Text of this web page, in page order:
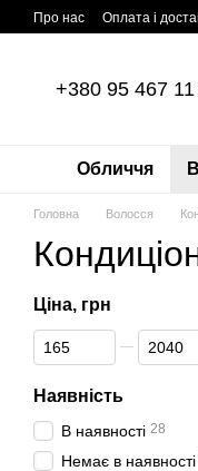
Перейти до основного
Про нас Оплата і
+380 95 467
Обличчя
Головна Волосся
Ціна, грн
Від Ціна, грн
До Ціна, грн
Наявність
В наявності 28
Немає в наявності